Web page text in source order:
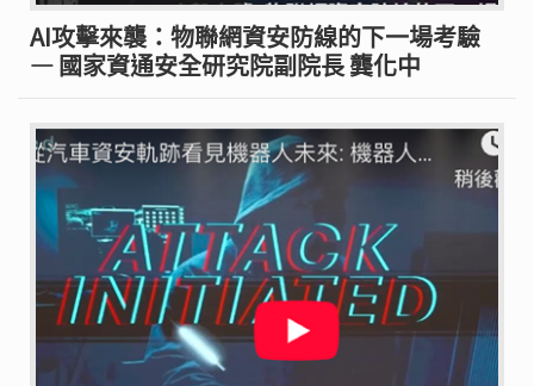
AI攻擊來襲：物聯網資安防線的下一場考驗
— 國家資通安全研究院副院長 龔化中